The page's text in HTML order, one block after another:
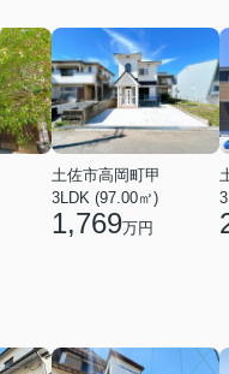
土佐市高岡町甲
3LDK (97.00㎡)
1,769万円